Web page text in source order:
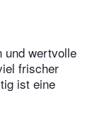
und wertvolle
frischer
ist eine